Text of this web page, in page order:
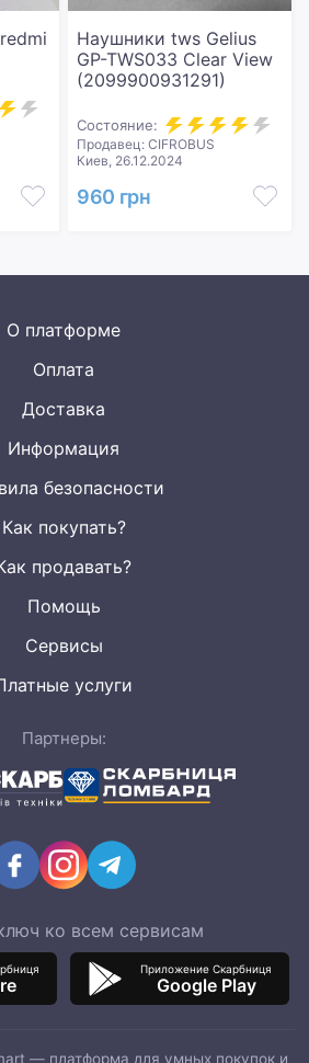
Наушники tws Gelius
GP-TWS033 Clear View
(2099900931291)
Состояние:
Продавец: CIFROBUS
Киев, 26.12.2024
960 грн
О платформе
Оплата
Доставка
Информация
безопасности
Как покупать?
продавать?
Помощь
Сервисы
услуги
Партнеры:
ко всем сервисам
Приложение Скарбниця
Google Play
— платформа для умных покупок и